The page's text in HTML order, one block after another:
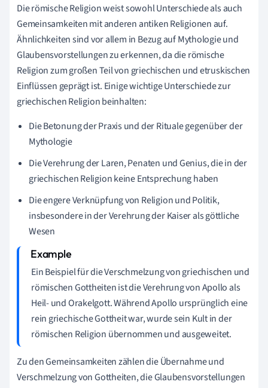
Die römische Religion weist sowohl Unterschiede als auch
Gemeinsamkeiten mit anderen antiken Religionen auf.
Ähnlichkeiten sind vor allem in Bezug auf Mythologie und
Glaubensvorstellungen zu erkennen, da die römische
Religion zum großen Teil von griechischen und etruskischen
Einflüssen geprägt ist. Einige wichtige Unterschiede zur
griechischen Religion beinhalten:
Die Betonung der Praxis und der Rituale gegenüber der
Mythologie
Die Verehrung der Laren, Penaten und Genius, die in der
griechischen Religion keine Entsprechung haben
Die engere Verknüpfung von Religion und Politik,
insbesondere in der Verehrung der Kaiser als göttliche
Wesen
Ein Beispiel für die Verschmelzung von griechischen und
römischen Gottheiten ist die Verehrung von Apollo als
Heil- und Orakelgott. Während Apollo ursprünglich eine
rein griechische Gottheit war, wurde sein Kult in der
römischen Religion übernommen und ausgeweitet.
Zu den Gemeinsamkeiten zählen die Übernahme und
Verschmelzung von Gottheiten, die Glaubensvorstellungen